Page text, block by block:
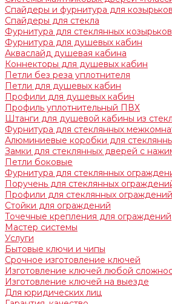
Спайдеры и фурнитура для козырьков
Спайдеры для стекла
Фурнитура для стеклянных козырьков
Фурнитура для душевых кабин
Акваслайд душевая кабина
Коннекторы для душевых кабин
Петли без реза уплотнителя
Петли для душевых кабин
Профили для душевых кабин
Профиль уплотнительный ПВХ
Штанги для душевой кабины из
Фурнитура для стеклянных
Алюминиевые коробки для
Замки для стеклянных дверей с
Петли боковые
Фурнитура для стеклянных
Поручень для стеклянных
Профили для стеклянных ограждений
Стойки для ограждений
Точечные крепления для ограждений
Мастер системы
Услуги
Бытовые ключи и чипы
Срочное изготовление ключей
Изготовление ключей любой
Изготовление ключей на выезде
Для юридических лиц